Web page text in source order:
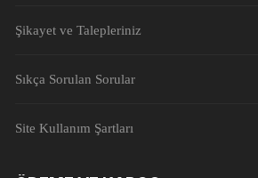
Şikayet ve Talepleriniz
Sıkça Sorulan Sorular
Site Kullanım Şartları